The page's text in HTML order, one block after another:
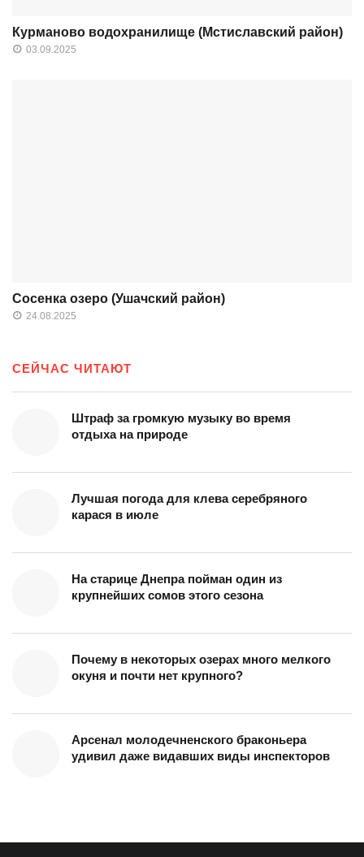
Курманово водохранилище (Мстиславский район)
03.09.2025
Сосенка озеро (Ушачский район)
24.08.2025
СЕЙЧАС ЧИТАЮТ
Штраф за громкую музыку во время
отдыха на природе
Лучшая погода для клева серебряного
карася в июле
На старице Днепра пойман один из
крупнейших сомов этого сезона
Почему в некоторых озерах много мелкого
окуня и почти нет крупного?
Арсенал молодечненского браконьера
удивил даже видавших виды инспекторов